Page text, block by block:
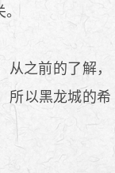
之前的了解，
所以黑龙城的希